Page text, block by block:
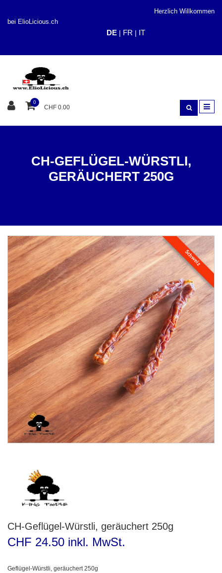
Herzlich Willkommen
bei ElioLicious.ch
DE | FR | IT
0
CHF 0.00
CH-GEFLÜGEL-WÜRSTLI,
GERÄUCHERT 250G
Schweiz
CH-Geflügel-Würstli, geräuchert 250g
CHF 24.50 inkl. MwSt.
Geflügel-Würstli, geräuchert 250g